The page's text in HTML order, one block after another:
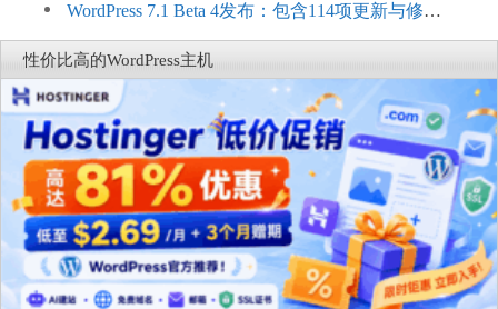
Connect：WordPress商店可保留前台体验并扩展电
商能力
WordPress 7.1 Beta 4发布：包含114项更新与修
复，仅建议在测试环境体验
性价比高的WordPress主机